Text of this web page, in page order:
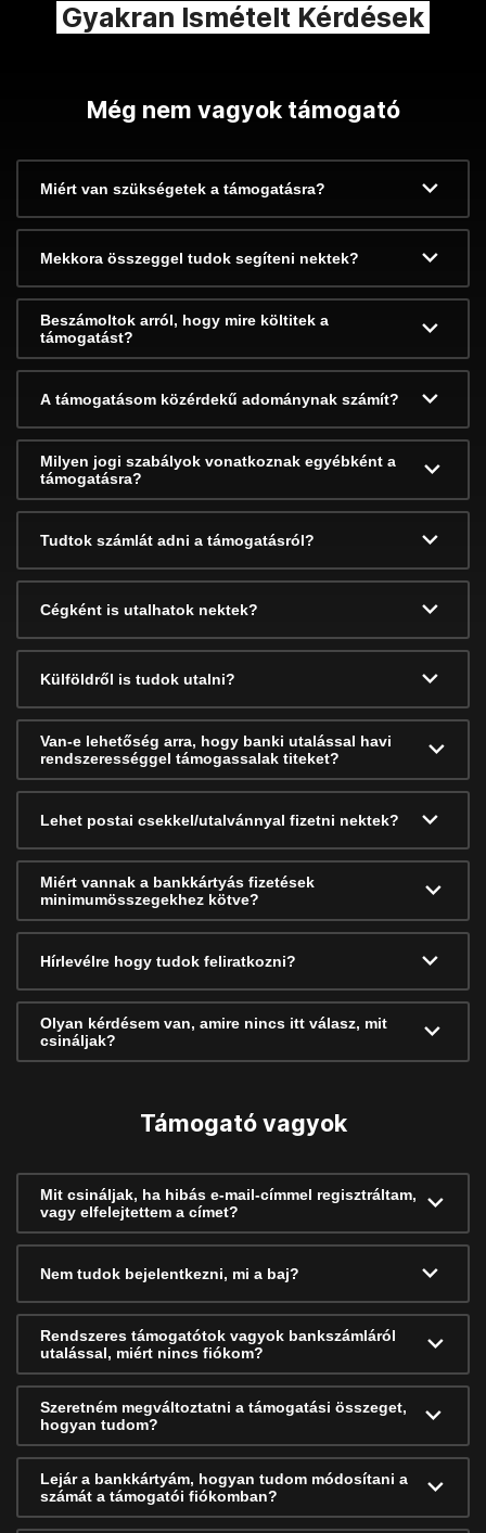
Gyakran Ismételt Kérdések
Még nem vagyok támogató
Miért van szükségetek a támogatásra?
Mekkora összeggel tudok segíteni nektek?
Beszámoltok arról, hogy mire költitek a
támogatást?
A támogatásom közérdekű adománynak számít?
Milyen jogi szabályok vonatkoznak egyébként a
támogatásra?
Tudtok számlát adni a támogatásról?
Cégként is utalhatok nektek?
Külföldről is tudok utalni?
Van-e lehetőség arra, hogy banki utalással havi
rendszerességgel támogassalak titeket?
Lehet postai csekkel/utalvánnyal fizetni nektek?
Miért vannak a bankkártyás fizetések
minimumösszegekhez kötve?
Hírlevélre hogy tudok feliratkozni?
Olyan kérdésem van, amire nincs itt válasz, mit
csináljak?
Támogató vagyok
Mit csináljak, ha hibás e-mail-címmel regisztráltam,
vagy elfelejtettem a címet?
Nem tudok bejelentkezni, mi a baj?
Rendszeres támogatótok vagyok bankszámláról
utalással, miért nincs fiókom?
Szeretném megváltoztatni a támogatási összeget,
hogyan tudom?
Lejár a bankkártyám, hogyan tudom módosítani a
számát a támogatói fiókomban?